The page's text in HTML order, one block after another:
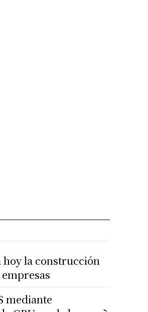
hoy la construcción
mediante